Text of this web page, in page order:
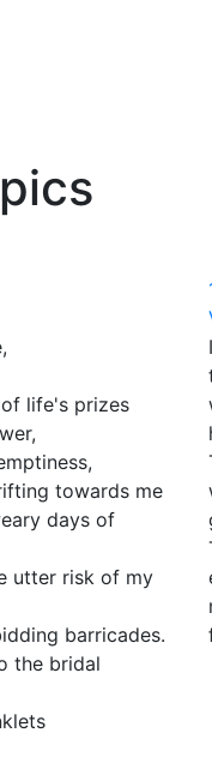
life's prizes
towards me
days of
utter risk of my
barricades.
the bridal